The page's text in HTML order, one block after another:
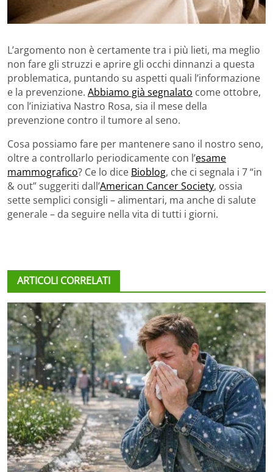
L’argomento non è certamente tra i più lieti, ma meglio
non fare gli struzzi e aprire gli occhi dinnanzi a questa
problematica, puntando su aspetti quali l’informazione
e la prevenzione. Abbiamo già segnalato come ottobre,
con l’iniziativa Nastro Rosa, sia il mese della
prevenzione contro il tumore al seno.
Cosa possiamo fare per mantenere sano il nostro seno,
oltre a controllarlo periodicamente con l’esame
mammografico? Ce lo dice Bioblog, che ci segnala i 7 “in
& out” suggeriti dall’American Cancer Society, ossia
sette semplici consigli – alimentari, ma anche di salute
generale – da seguire nella vita di tutti i giorni.
ARTICOLI CORRELATI